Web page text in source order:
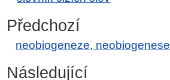
Předchozí
neobiogeneze, neobiogenese
Následující